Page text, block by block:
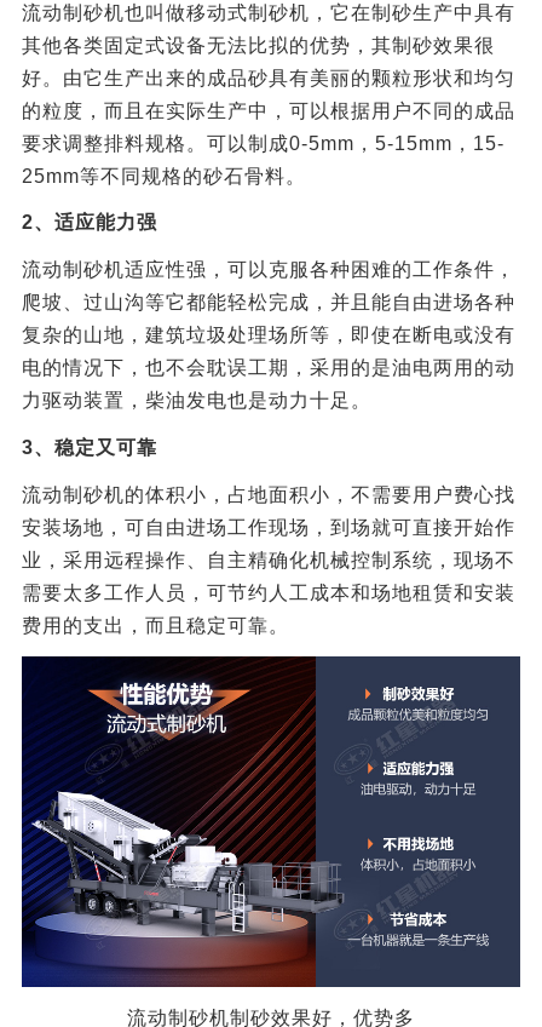
流动制砂机也叫做移动式制砂机，它在制砂生产中具有
其他各类固定式设备无法比拟的优势，其制砂效果很
好。由它生产出来的成品砂具有美丽的颗粒形状和均匀
的粒度，而且在实际生产中，可以根据用户不同的成品
要求调整排料规格。可以制成0-5mm，5-15mm，15-
25mm等不同规格的砂石骨料。
2、适应能力强
流动制砂机适应性强，可以克服各种困难的工作条件，
爬坡、过山沟等它都能轻松完成，并且能自由进场各种
复杂的山地，建筑垃圾处理场所等，即使在断电或没有
电的情况下，也不会耽误工期，采用的是油电两用的动
力驱动装置，柴油发电也是动力十足。
3、稳定又可靠
流动制砂机的体积小，占地面积小，不需要用户费心找
安装场地，可自由进场工作现场，到场就可直接开始作
业，采用远程操作、自主精确化机械控制系统，现场不
需要太多工作人员，可节约人工成本和场地租赁和安装
费用的支出，而且稳定可靠。
流动制砂机制砂效果好，优势多